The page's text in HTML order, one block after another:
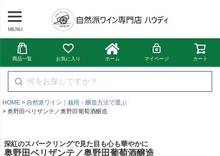
MENU
商品一覧 お気に入り ホーム マイページ カート
HOME
自然派ワイン｜栽培・醸造方法で選ぶ
奥野田ベリザンテ／奥野田葡萄酒醸造
深紅のスパークリングで見た目も心も華やかに
奥野田ベリザンテ／奥野田葡萄酒醸造